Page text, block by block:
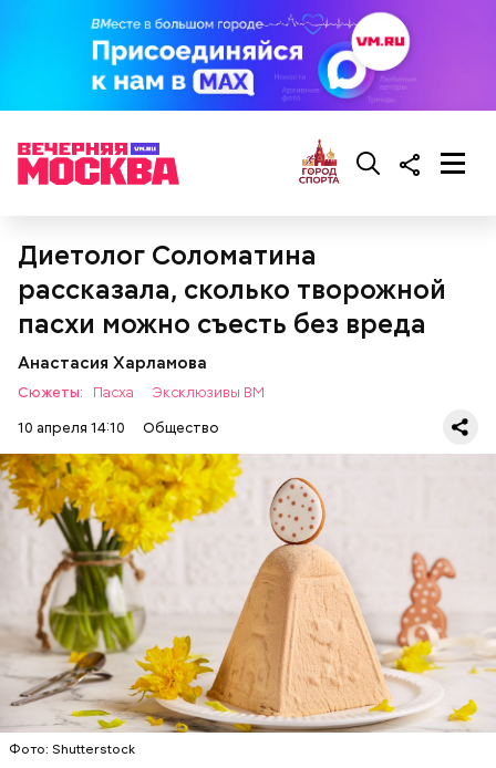
Диетолог Соломатина
рассказала, сколько творожной
пасхи можно съесть без вреда
Анастасия Харламова
Сюжеты: Пасха
Эксклюзивы ВМ
10 апреля 14:10
Общество
Фото: Shutterstock
Жареные кабачки с томатами и
базиликом
Что понадобится: